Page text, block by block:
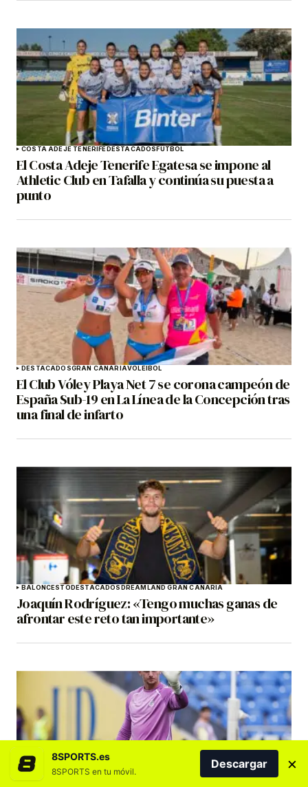
COSTA ADEJE TENERIFEDESTACADOSFÚTBOL
El Costa Adeje Tenerife Egatesa se impone al
Athletic Club en Tafalla y continúa su puesta a
punto
DESTACADOSGRAN CANARIAVOLEIBOL
El Club Vóley Playa Net 7 se corona campeón de
España Sub-19 en La Línea de la Concepción tras
una final de infarto
BALONCESTODESTACADOSDREAMLAND GRAN CANARIA
Joaquín Rodríguez: «Tengo muchas ganas de
afrontar este reto tan importante»
8SPORTS.es
8SPORTS en tu móvil.
Descargar ×